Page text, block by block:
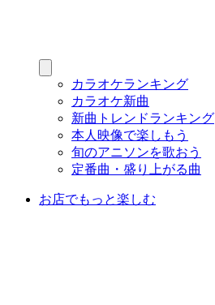
カラオケランキング
カラオケ新曲
新曲トレンドランキング
本人映像で楽しもう
旬のアニソンを歌おう
定番曲・盛り上がる曲
お店でもっと楽しむ